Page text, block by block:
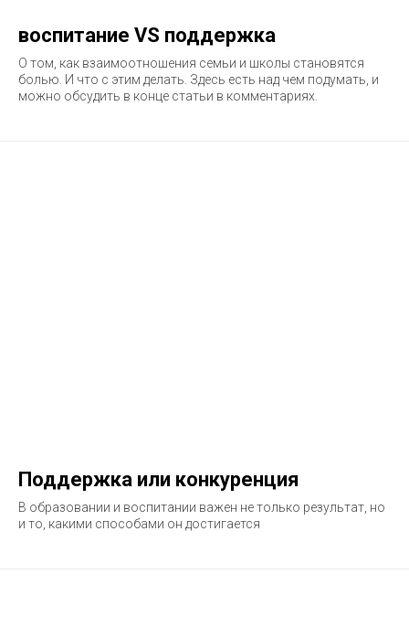
воспитание VS поддержка
О том, как взаимоотношения семьи и школы становятся
болью. И что с этим делать. Здесь есть над чем подумать, и
можно обсудить в конце статьи в комментариях.
Поддержка или конкуренция
В образовании и воспитании важен не только результат, но
и то, какими способами он достигается